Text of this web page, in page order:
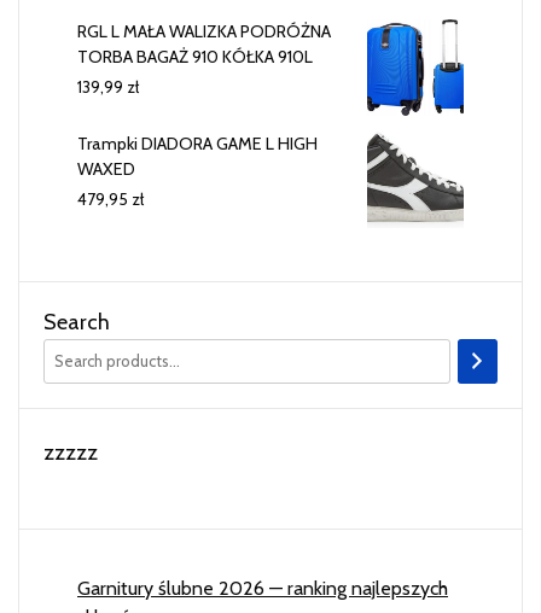
RGL L MAŁA WALIZKA PODRÓŻNA
TORBA BAGAŻ 910 KÓŁKA 910L
139,99 zł
Trampki DIADORA GAME L HIGH
WAXED
479,95 zł
Search
zzzzz
Garnitury ślubne 2026 — ranking najlepszych